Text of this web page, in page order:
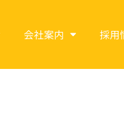
会社案内 採用